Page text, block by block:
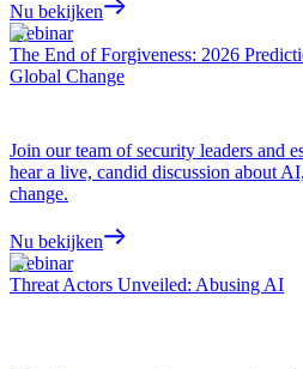
Nu bekijken
Webinar
The End of Forgiveness: 2026
Global Change
Join our team of security leaders and
hear a live, candid discussion about
change.
Nu bekijken
Webinar
Threat Actors Unveiled: Abusing AI